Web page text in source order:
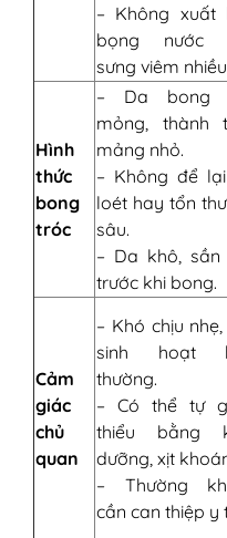
– Không xuất
bọng nước
sưng viêm
Hình
thức
bong
tróc
– Da bong
mỏng, thành
mảng nhỏ.
– Không để
loét hay tổn
sâu.
– Da khô, sần
trước khi bong.
Cảm
giác
chủ
quan
– Khó chịu
sinh hoạt
thường.
– Có thể tự
thiểu bằng
dưỡng, xịt
– Thường
cần can thiệp y